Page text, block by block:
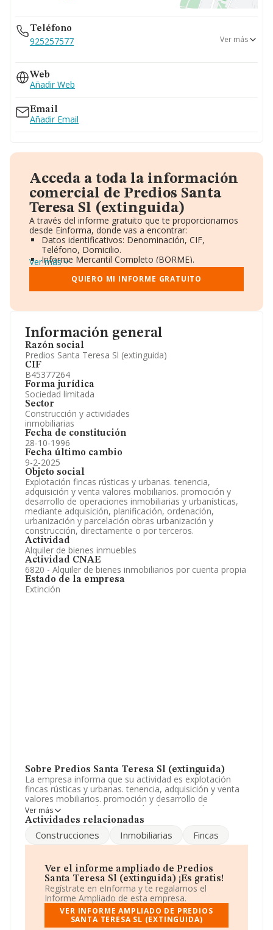
Información general
Razón social
Predios Santa Teresa Sl (extinguida)
CIF
B45377264
Forma jurídica
Sociedad limitada
Sector
Construcción y actividades
inmobiliarias
Fecha de constitución
28-10-1996
Fecha último cambio
9-2-2025
Objeto social
Explotación fincas rústicas y urbanas. tenencia,
adquisición y venta valores mobiliarios. promoción y
desarrollo de operaciones inmobiliarias y urbanísticas,
mediante adquisición, planificación, ordenación,
urbanización y parcelación obras urbanización y
construcción, directamente o por terceros.
Actividad
Alquiler de bienes inmuebles
Actividad CNAE
6820 - Alquiler de bienes inmobiliarios por cuenta propia
Estado de la empresa
Extinción
Sobre Predios Santa Teresa Sl (extinguida)
La empresa informa que su actividad es explotación
fincas rústicas y urbanas. tenencia, adquisición y venta
valores mobiliarios. promoción y desarrollo de
operaciones inmobiliarias y urbanísticas, mediante
adquisición, planificación, ordenación, urbanización y
directamente o por terceros. La empresa aparece
inscrita en el Registro Mercantil como Sociedad
a 'Alquiler de bienes inmobiliarios por cuenta propia',
cuyo Código es 6820. No realiza actividad de
importación y/o exportación.
Su teléfono es 925257577.
La empresa españolaPredios Santa Teresa S.L
Ver más
Actividades relacionadas
Construcciones Inmobiliarias Fincas
Ver el informe ampliado de Predios
Santa Teresa Sl (extinguida) ¡Es gratis!
Regístrate en eInforma y te regalamos el
Informe Ampliado de esta empresa.
VER INFORME AMPLIADO DE PREDIOS
SANTA TERESA SL (EXTINGUIDA)
Teléfono
925257577
925257757
Ver más
Web
Añadir Web
Email
Añadir Email
Acceda a toda la información
comercial de Predios Santa
Teresa Sl (extinguida)
A través del informe gratuito que te proporcionamos
desde Einforma, donde vas a encontrar:
Datos identificativos: Denominación, CIF,
Teléfono, Domicilio.
Informe Mercantil Completo (BORME).
Gráficos de Evolución Ventas y Empleados.
Consejo de Administración y Administradores.
Directivos y Ejecutivos.
Información oficial y registral complementaria.
Ver más
QUIERO MI INFORME GRATUITO